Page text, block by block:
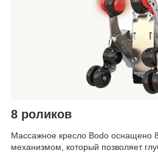
8 роликов
Массажное кресло Bodo оснащено
механизмом, который позволяет